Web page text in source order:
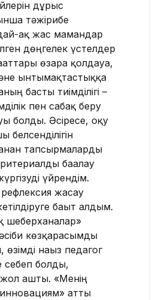
дұрыс
тәжірибе
ақ жас мамандар
дөңгелек үстелдер
өзара қолдауға,
ынтымақтастыққа
басты тиімділігі –
пен сабақ беру
болды. Әсіресе, оқу
белсенділігін
тапсырмаларды
бағалау
үйрендім.
жасау
бағыт алдым.
шебер­хана­лар»
көзқара­сым­ды
нағыз педагог
себеп болды,
жол ашты. «Менің
атты